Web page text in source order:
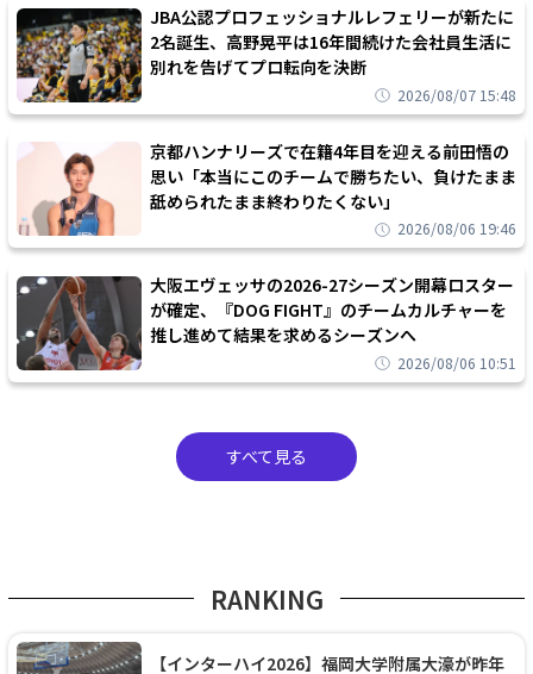
JBA公認プロフェッショナルレフェリーが新たに
2名誕生、高野晃平は16年間続けた会社員生活に
別れを告げてプロ転向を決断
2026/08/07 15:48
京都ハンナリーズで在籍4年目を迎える前田悟の
思い「本当にこのチームで勝ちたい、負けたまま
舐められたまま終わりたくない」
2026/08/06 19:46
大阪エヴェッサの2026-27シーズン開幕ロスター
が確定、『DOG FIGHT』のチームカルチャーを
推し進めて結果を求めるシーズンへ
2026/08/06 10:51
すべて見る
RANKING
【インターハイ2026】福岡大学附属大濠が昨年